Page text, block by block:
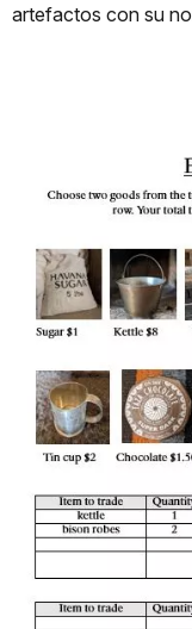
artefactos con su